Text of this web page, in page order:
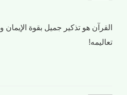
القرآن هو تذكير جميل بقوة الإيمان
تعاليمه!